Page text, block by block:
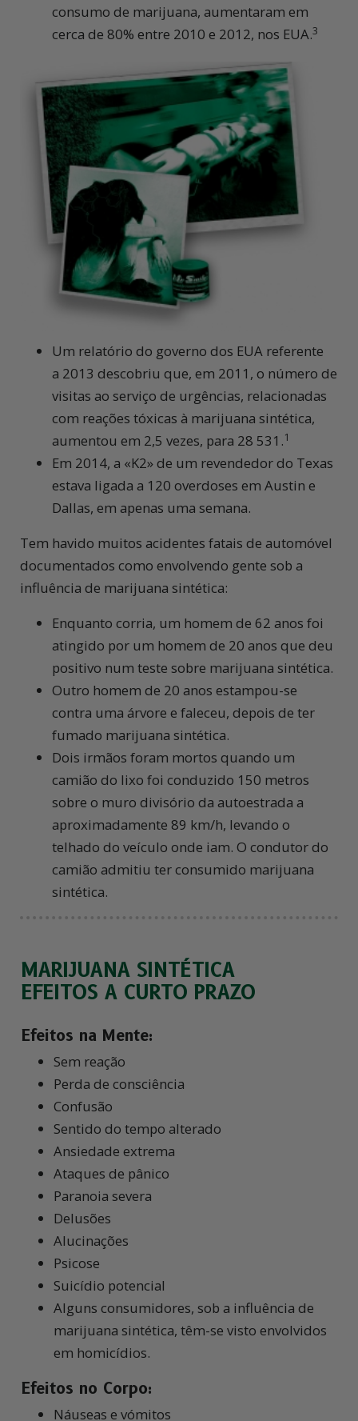
consumo de marijuana, aumentaram em
cerca de 80% entre 2010 e 2012, nos EUA.3
Um relatório do governo dos EUA referente
a 2013 descobriu que, em 2011, o número de
visitas ao serviço de urgências, relacionadas
com reações tóxicas à marijuana sintética,
aumentou em 2,5 vezes, para 28 531.1
Em 2014, a «K2» de um revendedor do Texas
estava ligada a 120 overdoses em Austin e
Dallas, em apenas uma semana.
Tem havido muitos acidentes fatais de automóvel
documentados como envolvendo gente sob a
influência de marijuana sintética:
Enquanto corria, um homem de 62 anos foi
atingido por um homem de 20 anos que deu
positivo num teste sobre marijuana sintética.
Outro homem de 20 anos estampou-se
contra uma árvore e faleceu, depois de ter
fumado marijuana sintética.
Dois irmãos foram mortos quando um
camião do lixo foi conduzido 150 metros
sobre o muro divisório da autoestrada a
aproximadamente 89 km/h, levando o
telhado do veículo onde iam. O condutor do
camião admitiu ter consumido marijuana
sintética.
MARIJUANA SINTÉTICA
EFEITOS A CURTO PRAZO
Efeitos na Mente:
Sem reação
Perda de consciência
Confusão
Sentido do tempo alterado
Ansiedade extrema
Ataques de pânico
Paranoia severa
Delusões
Alucinações
Psicose
Suicídio potencial
Alguns consumidores, sob a influência de
marijuana sintética, têm-se visto envolvidos
em homicídios.
Efeitos no Corpo:
Náuseas e vómitos